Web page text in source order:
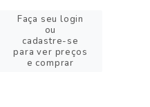
Faça seu login
ou
cadastre-se
para ver preços
e comprar